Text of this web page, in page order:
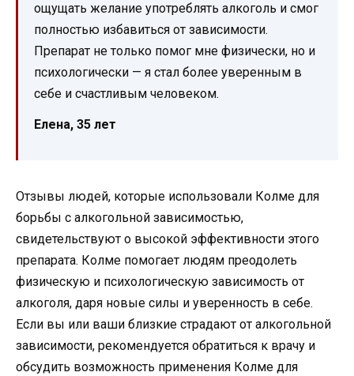
ощущать желание употреблять алкоголь и смог
полностью избавиться от зависимости.
Препарат не только помог мне физически, но и
психологически — я стал более уверенным в
себе и счастливым человеком.
Елена, 35 лет
Отзывы людей, которые использовали Колме для
борьбы с алкогольной зависимостью,
свидетельствуют о высокой эффективности этого
препарата. Колме помогает людям преодолеть
физическую и психологическую зависимость от
алкоголя, даря новые силы и уверенность в себе.
Если вы или ваши близкие страдают от алкогольной
зависимости, рекомендуется обратиться к врачу и
обсудить возможность применения Колме для